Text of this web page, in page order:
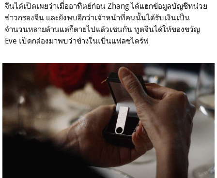
จีนได้เปิดเผยว่าเมื่ออาทิิตย์ก่อน Zhang ได้แฮกข้อมูลบัญชีหน่วย
ข่าวกรองจีน และยังพบอีกว่าเจ้าหน้าที่คนนั้นได้รับเงินเป็น
จำนวนหลายล้านแต่ก็ตายไปแล้วเช่นกัน ทูตจีนได้ให้ของขวัญ
Eve เปิดกล่องมาพบว่าข้างในเป็นแฟลชไดร์ฟ